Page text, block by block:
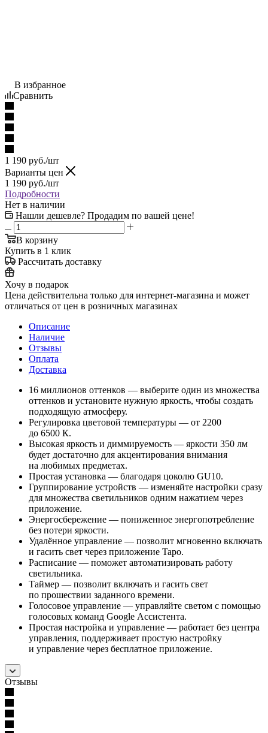
В избранное
Сравнить
1 190 руб./шт
Варианты цен
1 190 руб./шт
Подробности
Нет в наличии
Нашли дешевле? Продадим по вашей цене!
В корзину
Купить в 1 клик
Рассчитать доставку
Хочу в подарок
Цена действительна только для интернет-магазина и может
отличаться от цен в розничных магазинах
Описание
Наличие
Отзывы
Оплата
Доставка
16 миллионов оттенков — выберите один из множества
оттенков и установите нужную яркость, чтобы создать
подходящую атмосферу.
Регулировка цветовой температуры — от 2200
до 6500 К.
Высокая яркость и диммируемость — яркости 350 лм
будет достаточно для акцентирования внимания
на любимых предметах.
Простая установка — благодаря цоколю GU10.
Группирование устройств — изменяйте настройки сразу
для множества светильников одним нажатием через
приложение.
Энергосбережение — пониженное энергопотребление
без потери яркости.
Удалённое управление — позволит мгновенно включать
и гасить свет через приложение Tapo.
Расписание — поможет автоматизировать работу
светильника.
Таймер — позволит включать и гасить свет
по прошествии заданного времени.
Голосовое управление — управляйте светом с помощью
голосовых команд Google Ассистента.
Простая настройка и управление — работает без центра
управления, поддерживает простую настройку
и управление через бесплатное приложение.
Отзывы